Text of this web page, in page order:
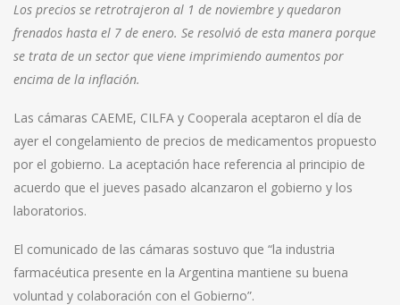
Los precios se retrotrajeron al 1 de noviembre y quedaron
frenados hasta el 7 de enero. Se resolvió de esta manera porque
se trata de un sector que viene imprimiendo aumentos por
encima de la inflación.
Las cámaras CAEME, CILFA y Cooperala aceptaron el día de
ayer el congelamiento de precios de medicamentos propuesto
por el gobierno. La aceptación hace referencia al principio de
acuerdo que el jueves pasado alcanzaron el gobierno y los
laboratorios.
El comunicado de las cámaras sostuvo que “la industria
farmacéutica presente en la Argentina mantiene su buena
voluntad y colaboración con el Gobierno”.